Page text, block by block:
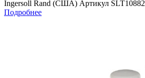
Ingersoll Rand (США) Артикул SLT10882
Подробнее